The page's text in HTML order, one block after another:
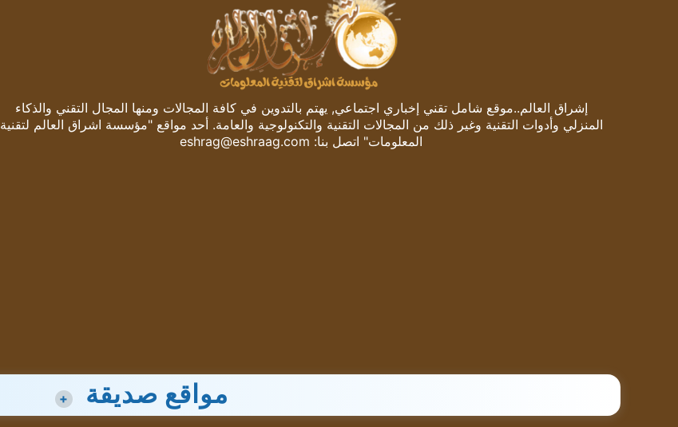
إشراق العالم..موقع شامل تقني إخباري اجتماعي, يهتم بالتدوين في كافة المجالات ومنها المجال التقني والذكاء
المنزلي وأدوات التقنية وغير ذلك من المجالات التقنية والتكنولوجية والعامة. أحد مواقع "مؤسسة اشراق العالم لتقنية
المعلومات" اتصل بنا: eshrag@eshraag.com
مواقع صديقة +